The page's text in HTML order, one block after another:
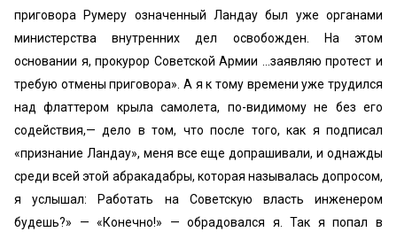
приговора Румеру означенный Ландау был уже органами
министерства внутренних дел освобожден. На этом
основании я, прокурор Советской Армии ...заявляю протест и
требую отмены приговора». А я к тому времени уже трудился
над флаттером крыла самолета, по-видимому не без его
содействия,— дело в том, что после того, как я подписал
«признание Ландау», меня все еще допрашивали, и однажды
среди всей этой абракадабры, которая называлась допросом,
я услышал: Работать на Советскую власть инженером
будешь?» — «Конечно!» — обрадовался я. Так я попал в